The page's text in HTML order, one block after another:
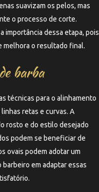
suavizam os pelos, mas
o processo de corte.
importância dessa etapa, pois
melhora o resultado final.
barba
técnicas para o alinhamento
retas e curvas. A
rosto e do estilo desejado
podem se beneficiar de
ovais podem adotar um
em adaptar essas